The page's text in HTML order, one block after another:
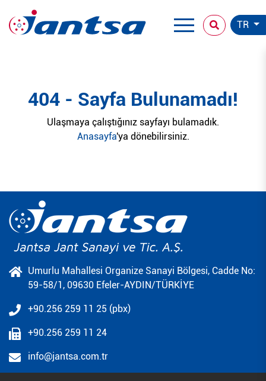
TR
404 - Sayfa Bulunamadı!
Ulaşmaya çalıştığınız sayfayı bulamadık.
Anasayfa'ya dönebilirsiniz.
Umurlu Mahallesi Organize Sanayi Bölgesi, Cadde No:
59-58/1, 09630 Efeler-AYDIN/TÜRKİYE
+90.256 259 11 25 (pbx)
+90.256 259 11 24
info@jantsa.com.tr